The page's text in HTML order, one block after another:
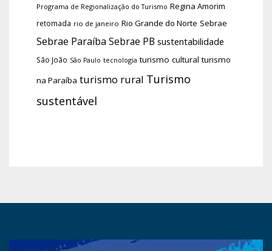
Programa de Regionalização do Turismo Regina Amorim
retomada rio de janeiro Rio Grande do Norte Sebrae
Sebrae Paraíba Sebrae PB sustentabilidade
São João São Paulo tecnologia turismo cultural turismo
na Paraíba turismo rural Turismo
sustentável